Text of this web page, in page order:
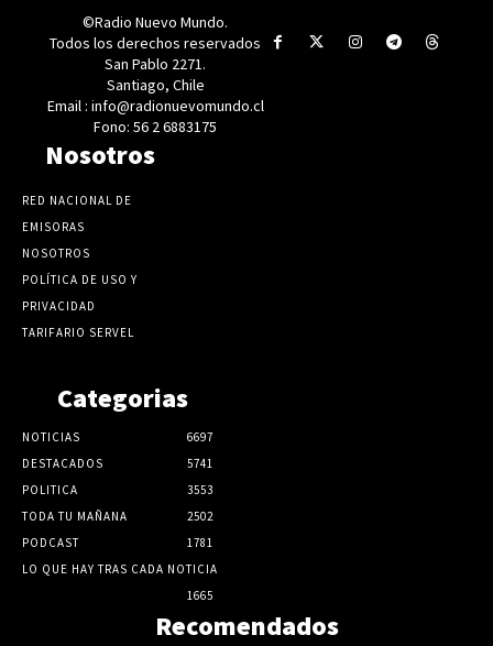
©Radio Nuevo Mundo.
Todos los derechos reservados
San Pablo 2271.
Santiago, Chile
Email : info@radionuevomundo.cl
Fono: 56 2 6883175
Nosotros
RED NACIONAL DE
EMISORAS
NOSOTROS
POLÍTICA DE USO Y
PRIVACIDAD
TARIFARIO SERVEL
Categorias
NOTICIAS
6697
DESTACADOS
5741
POLITICA
3553
TODA TU MAÑANA
2502
PODCAST
1781
LO QUE HAY TRAS CADA NOTICIA
1665
Recomendados